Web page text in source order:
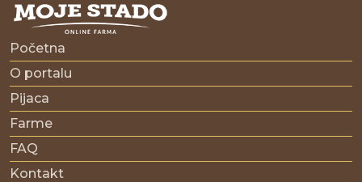
Početna
O portalu
Pijaca
Farme
FAQ
Kontakt